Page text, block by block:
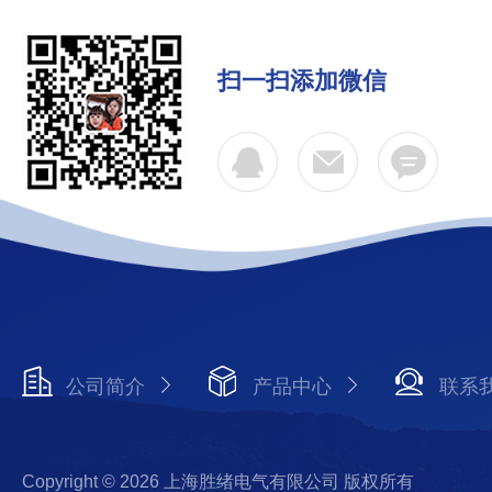
扫一扫添加微信
公司简介 产品中心 联系
Copyright © 2026 上海胜绪电气有限公司 版权所有